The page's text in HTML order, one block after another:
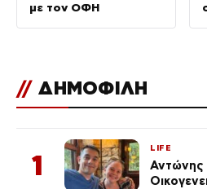
με τον ΟΦΗ
// ΔΗΜΟΦΙΛΗ
1
LIFE
Αντώνης